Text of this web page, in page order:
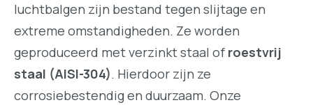
luchtbalgen zijn bestand tegen slijtage en
extreme omstandigheden. Ze worden
geproduceerd met verzinkt staal of roestvrij
staal (AISI-304). Hierdoor zijn ze
corrosiebestendig en duurzaam. Onze